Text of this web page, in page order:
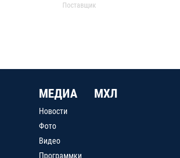
Поставщик
МЕДИА
Новости
Фото
Видео
Программки
МХЛ